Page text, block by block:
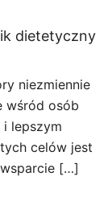
dietetyczny
niezmiennie
wśród osób
i lepszym
celów jest
[…]